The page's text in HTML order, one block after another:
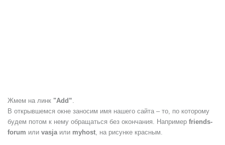
Жмем на линк "Add”.
В открывшемся окне заносим имя нашего сайта – то, по которому
будем потом к нему обращаться без окончания. Например friends-
forum или vasjaили myhost, на рисунке красным.